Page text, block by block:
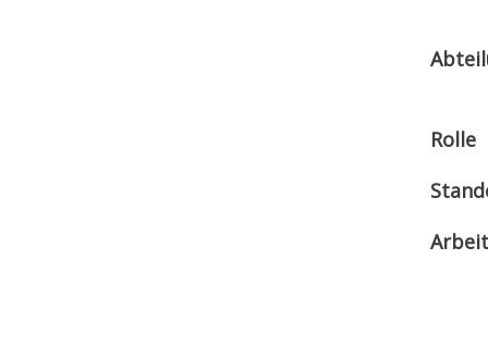
Rolle